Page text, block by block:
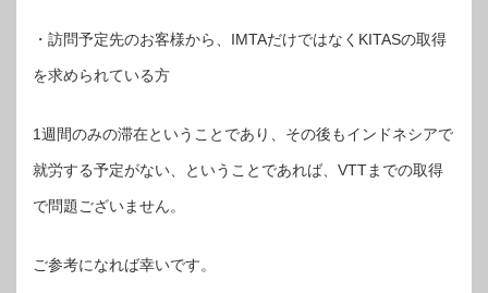
・訪問予定先のお客様から、IMTAだけではなくKITASの取得
を求められている方
1週間のみの滞在ということであり、その後もインドネシアで
就労する予定がない、ということであれば、VTTまでの取得
で問題ございません。
ご参考になれば幸いです。